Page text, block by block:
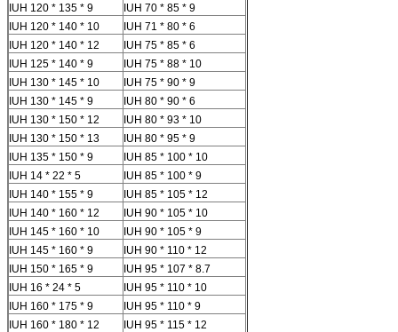
IUH 120 * 135 * 9
IUH 70 * 85 * 9
IUH 120 * 140 * 10
IUH 71 * 80 * 6
IUH 120 * 140 * 12
IUH 75 * 85 * 6
IUH 125 * 140 * 9
IUH 75 * 88 * 10
IUH 130 * 145 * 10
IUH 75 * 90 * 9
IUH 130 * 145 * 9
IUH 80 * 90 * 6
IUH 130 * 150 * 12
IUH 80 * 93 * 10
IUH 130 * 150 * 13
IUH 80 * 95 * 9
IUH 135 * 150 * 9
IUH 85 * 100 * 10
IUH 14 * 22 * ​​5
IUH 85 * 100 * 9
IUH 140 * 155 * 9
IUH 85 * 105 * 12
IUH 140 * 160 * 12
IUH 90 * 105 * 10
IUH 145 * 160 * 10
IUH 90 * 105 * 9
IUH 145 * 160 * 9
IUH 90 * 110 * 12
IUH 150 * 165 * 9
IUH 95 * 107 * 8.7
IUH 16 * 24 * 5
IUH 95 * 110 * 10
IUH 160 * 175 * 9
IUH 95 * 110 * 9
IUH 160 * 180 * 12
IUH 95 * 115 * 12